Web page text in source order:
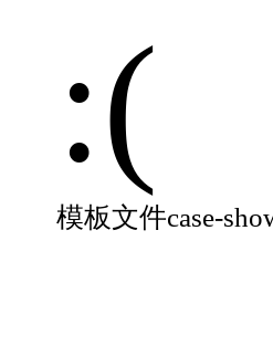
:(
模板文件case-